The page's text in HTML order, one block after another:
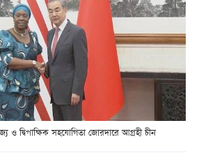
ও দ্বিপাক্ষিক সহযোগিতা জোরদারে আগ্রহী চীন